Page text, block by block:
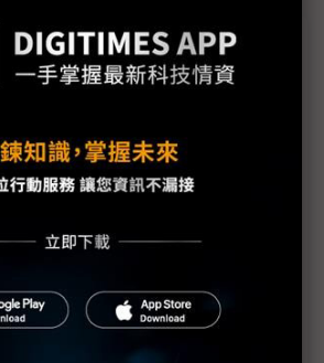
2.0在即、全球戒備！
徵關稅有譜？ 「關稅局」磨刀霍
霸權 恐再戰巴黎協定
晶片業者繃緊神經
導體 無人機、航太迎來機會